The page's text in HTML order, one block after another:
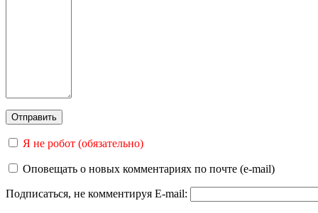
Я не робот (обязательно)
Оповещать о новых комментариях по почте (e-mail)
Подписаться, не комментируя E-mail: